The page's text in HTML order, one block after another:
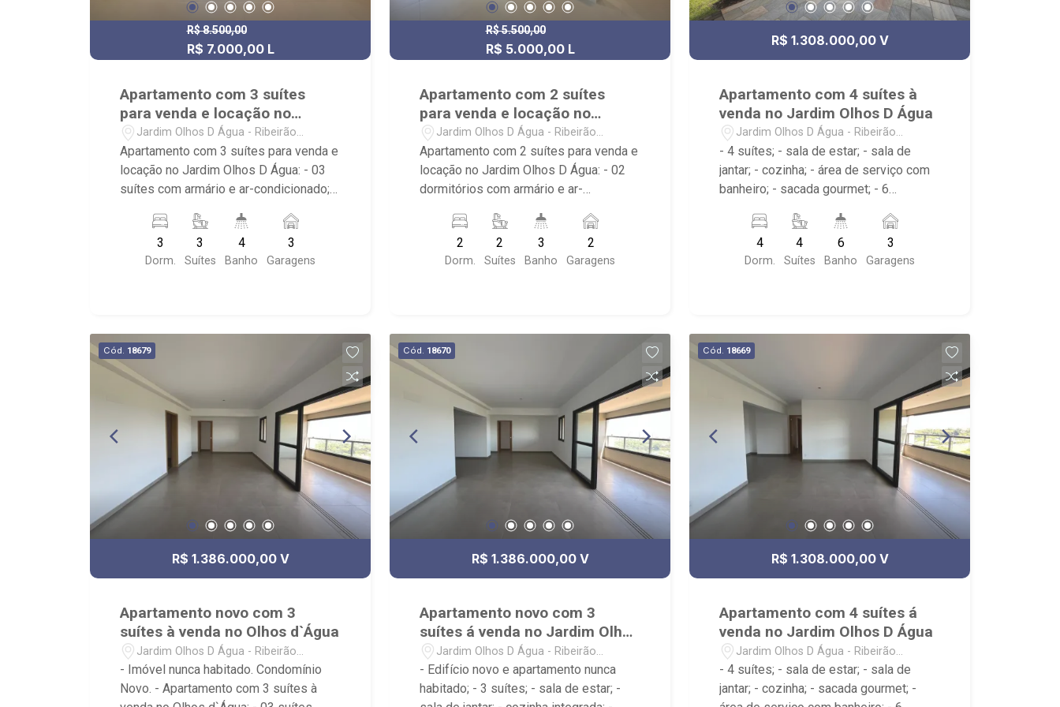
R$ 8.500,00
R$ 7.000,00 L
Apartamento com 3 suítes
para venda e locação no
Jardim Olhos D Água
Jardim Olhos D Água - Ribeirão
Preto/SP
Apartamento com 3 suítes para venda e
locação no Jardim Olhos D Água: - 03
suítes com armário e ar-condicionado; -
espelho; - 01 lavabo; - 03 vagas
cobertas, de garagem; - Sala 2
ambientes; - Sala de Jantar; - Cozinha
Parque Olhos d` Água e Av. Professor
João Fiusa; - Condomínio com portaria
24h, piscina, academia, salão de festas,
salão de jogos, ofurô, sauna, pet place,
quadra de esportes, playground, e
3
Dorm.
3
Suítes
4
Banho
3
Garagens
R$ 5.500,00
R$ 5.000,00 L
Apartamento com 2 suítes
para venda e locação no
Jardim Olhos D Água
Jardim Olhos D Água - Ribeirão
Preto/SP
Apartamento com 2 suítes para venda e
locação no Jardim Olhos D Água: - 02
dormitórios com armário e ar-
banheiros com box e espelho; - 01
Lavabo; - 02 vagas cobertas, de
garagem; - Sala 2 ambientes; - Cozinha
Gelato Borelli, Parque Olhos d` Água e
Av. Professor João Fiusa; - Condomínio
com portaria 24h, piscina, academia,
salão de festas, playground e piscina.
2
Dorm.
2
Suítes
3
Banho
2
Garagens
R$ 1.308.000,00 V
Apartamento com 4 suítes à
venda no Jardim Olhos D Água
Jardim Olhos D Água - Ribeirão
Preto/SP
- 4 suítes; - sala de estar; - sala de
jantar; - cozinha; - área de serviço com
banheiro; - sacada gourmet; - 6
portaria 24h, elevador, piscina, sauna,
playground, brinquedoteca, área
churrasco, salão de festas, academia,
4
Dorm.
4
Suítes
6
Banho
3
Garagens
Cód. 18679
R$ 1.386.000,00 V
Apartamento novo com 3
suítes à venda no Olhos d`Água
Jardim Olhos D Água - Ribeirão
Preto/SP
- Imóvel nunca habitado. Condomínio
Novo. - Apartamento com 3 suítes à
Cód. 18670
R$ 1.386.000,00 V
Apartamento novo com 3
suítes á venda no Jardim Olhos
D Água
Jardim Olhos D Água - Ribeirão
Preto/SP
- Edifício novo e apartamento nunca
habitado; - 3 suítes; - sala de estar; -
Cód. 18669
R$ 1.308.000,00 V
Apartamento com 4 suítes á
venda no Jardim Olhos D Água
Jardim Olhos D Água - Ribeirão
Preto/SP
- 4 suítes; - sala de estar; - sala de
jantar; - cozinha; - sacada gourmet; -